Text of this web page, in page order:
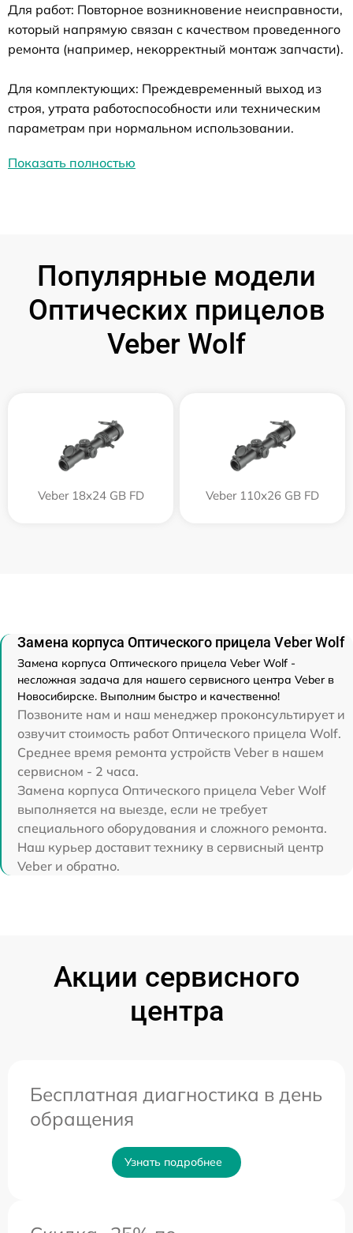
Для работ: Повторное возникновение неисправности,
который напрямую связан с качеством проведенного
ремонта (например, некорректный монтаж запчасти).
Для комплектующих: Преждевременный выход из
строя, утрата работоспособности или техническим
параметрам при нормальном использовании.
Показать полностью
Популярные модели
Оптических прицелов
Veber Wolf
Veber 18x24 GB FD Veber 110х26 GB FD
Замена корпуса Оптического прицела Veber Wolf
Замена корпуса Оптического прицела Veber Wolf -
несложная задача для нашего сервисного центра Veber в
Новосибирске. Выполним быстро и качественно!
Позвоните нам и наш менеджер проконсультирует и
озвучит стоимость работ Оптического прицела Wolf.
Среднее время ремонта устройств Veber в нашем
сервисном - 2 часа.
Замена корпуса Оптического прицела Veber Wolf
выполняется на выезде, если не требует
специального оборудования и сложного ремонта.
Наш курьер доставит технику в сервисный центр
Veber и обратно.
Акции сервисного
центра
Бесплатная диагностика в день
обращения
Узнать подробнее